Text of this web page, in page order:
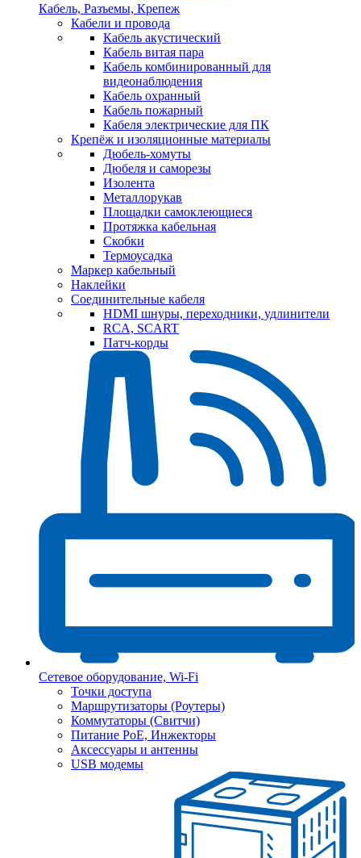
Кабель, Разъемы, Крепеж
Кабели и провода
Кабель акустический
Кабель витая пара
Кабель комбинированный для
видеонаблюдения
Кабель охранный
Кабель пожарный
Кабеля электрические для ПК
Крепёж и изоляционные материалы
Дюбель-хомуты
Дюбеля и саморезы
Изолента
Металлорукав
Площадки самоклеющиеся
Протяжка кабельная
Скобки
Термоусадка
Маркер кабельный
Наклейки
Соединительные кабеля
HDMI шнуры, переходники, удлинители
RCA, SCART
Патч-корды
Сетевое оборудование, Wi-Fi
Точки доступа
Маршрутизаторы (Роутеры)
Коммутаторы (Свитчи)
Питание PoE, Инжекторы
Аксессуары и антенны
USB модемы